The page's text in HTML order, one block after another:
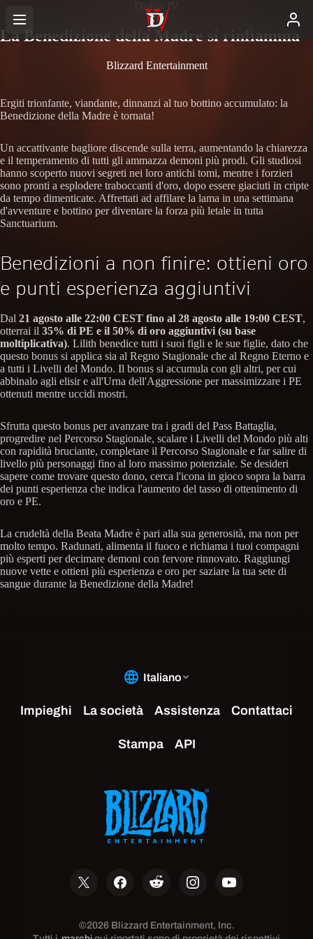
Diablo IV
La Benedizione della Madre si rinfiamma
Blizzard Entertainment
Ergiti trionfante, viandante, dinnanzi al tuo bottino accumulato: la
Benedizione della Madre è tornata!
Un accattivante bagliore discende sulla terra, aumentando la chiarezza
e il temperamento di tutti gli ammazza demoni più prodi. Gli studiosi
hanno scoperto nuovi segreti nei loro antichi tomi, mentre i forzieri
sono pronti a esplodere traboccanti d'oro, dopo essere giaciuti in cripte
da tempo dimenticate. Affrettati ad affilare la lama in una settimana
d'avventure e bottino per diventare la forza più letale in tutta
Sanctuarium.
Benedizioni a non finire: ottieni oro
e punti esperienza aggiuntivi
Dal 21 agosto alle 22:00 CEST fino al 28 agosto alle 19:00 CEST,
otterrai il 35% di PE e il 50% di oro aggiuntivi (su base
moltiplicativa). Lilith benedice tutti i suoi figli e le sue figlie, dato che
questo bonus si applica sia al Regno Stagionale che al Regno Eterno e
a tutti i Livelli del Mondo. Il bonus si accumula con gli altri, per cui
abbinalo agli elisir e all'Urna dell'Aggressione per massimizzare i PE
ottenuti mentre uccidi mostri.
Sfrutta questo bonus per avanzare tra i gradi del Pass Battaglia,
progredire nel Percorso Stagionale, scalare i Livelli del Mondo più alti
con rapidità bruciante, completare il Percorso Stagionale e far salire di
livello più personaggi fino al loro massimo potenziale. Se desideri
sapere come trovare questo dono, cerca l'icona in gioco sopra la barra
dei punti esperienza che indica l'aumento del tasso di ottenimento di
oro e PE.
La crudeltà della Beata Madre è pari alla sua generosità, ma non per
molto tempo. Radunati, alimenta il fuoco e richiama i tuoi compagni
più esperti per decimare demoni con fervore rinnovato. Raggiungi
nuove vette e ottieni più esperienza e oro per saziare la tua sete di
sangue durante la Benedizione della Madre!